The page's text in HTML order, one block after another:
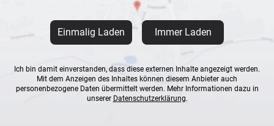
Einmalig Laden Immer Laden
Ich bin damit einverstanden, dass diese externen Inhalte angezeigt werden.
Mit dem Anzeigen des Inhaltes können diesem Anbieter auch
personenbezogene Daten übermittelt werden. Mehr Informationen dazu in
unserer Datenschutzerklärung.